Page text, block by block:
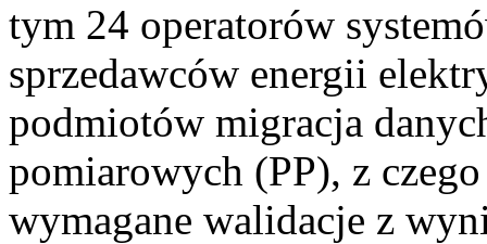
tym 24 operatorów
sprzedawców energii
podmiotów migracja
pomiarowych (PP), z
wymagane walidacje z